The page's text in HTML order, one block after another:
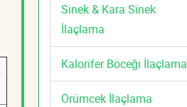
Sinek & Kara Sinek
İlaçlama
Kalorifer Böceği İlaçlama
Örümcek İlaçlama